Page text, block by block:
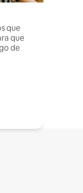
que
que
de